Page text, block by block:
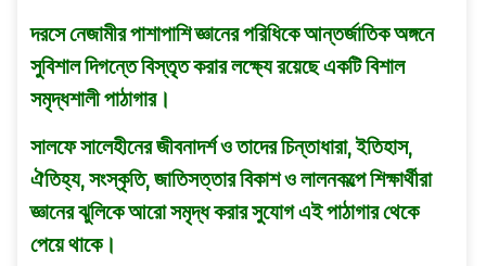
দরসে নেজামীর পাশাপাশি জ্ঞানের পরিধিকে আন্তর্জাতিক অঙ্গনে
সুবিশাল দিগন্তে বিস্তৃত করার লক্ষ্যে রয়েছে একটি বিশাল
সমৃদ্ধশালী পাঠাগার।
সালফে সালেহীনের জীবনাদর্শ ও তাদের চিন্তাধারা, ইতিহাস,
ঐতিহ্য, সংস্কৃতি, জাতিসত্তার বিকাশ ও লালনকল্পে শিক্ষার্থীরা
জ্ঞানের ঝুলিকে আরাে সমৃদ্ধ করার সুযােগ এই পাঠাগার থেকে
পেয়ে থাকে।